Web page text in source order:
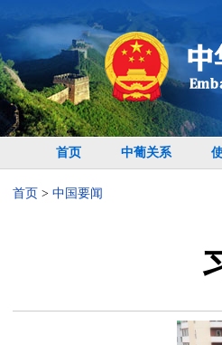
首页 中葡关系
首页 > 中国要闻